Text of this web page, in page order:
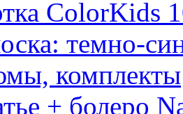
ColorKids
темно-
комплекты
+ болеро